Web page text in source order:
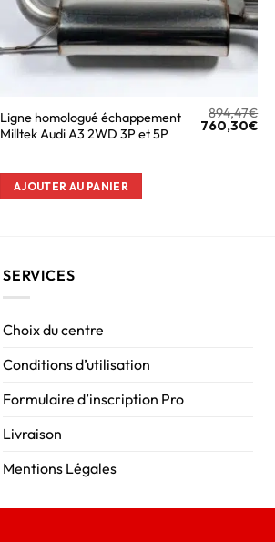
Ligne homologué échappement
Milltek Audi A3 2WD 3P et 5P
894,47€
760,30€
AJOUTER AU PANIER
SERVICES
Choix du centre
Conditions d’utilisation
Formulaire d’inscription Pro
Livraison
Mentions Légales